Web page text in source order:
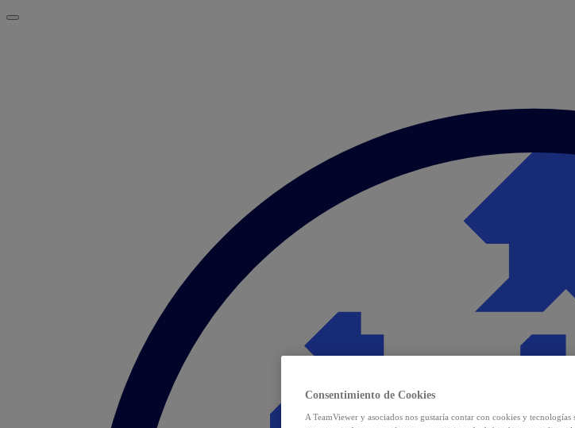
Consentimiento de Cookies
A TeamViewer y asociados nos gustaría contar con cookies y tecnologías